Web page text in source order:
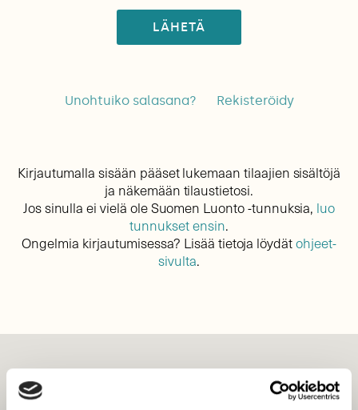
LÄHETÄ
Unohtuiko salasana? Rekisteröidy
Kirjautumalla sisään pääset lukemaan tilaajien sisältöjä
ja näkemään tilaustietosi.
Jos sinulla ei vielä ole Suomen Luonto -tunnuksia, luo
tunnukset ensin.
Ongelmia kirjautumisessa? Lisää tietoja löydätohjeet-
sivulta.